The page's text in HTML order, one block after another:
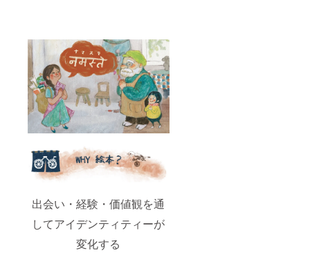
出会い・経験・価値観を通
してアイデンティティーが
変化する